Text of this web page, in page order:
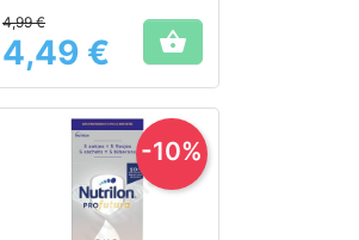
Prix
4,99 €
4,49 € 
-10%